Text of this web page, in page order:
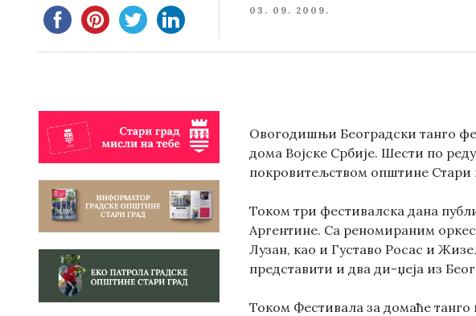
POSTED
03. 09. 2009.
Овогодишњи Београдски танго
дома Војске Србије. Шести по
покровитељством општине Стари
Током три фестивалска дана
Аргентине. Са реномираним
Лузан, као и Густаво Росас и
представити и два ди-џеја из
Током Фестивала за домаће